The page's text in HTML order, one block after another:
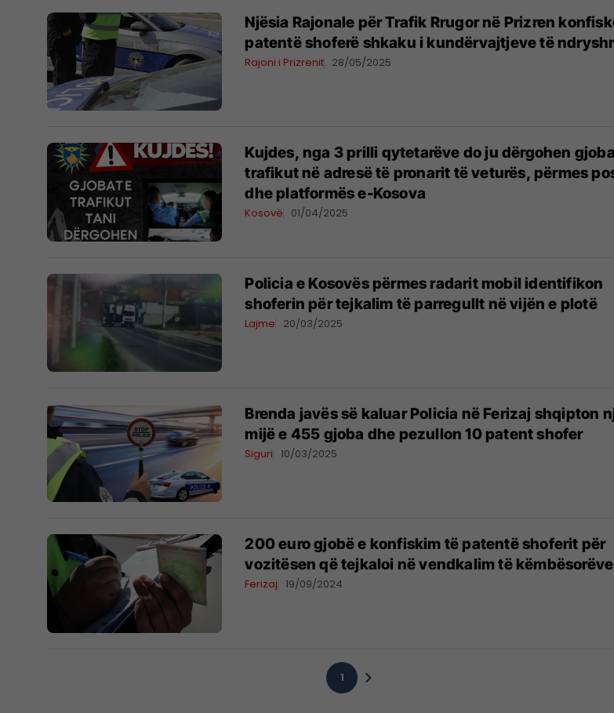
Njësia Rajonale për Trafik Rrugor në Prizren
patentë shoferë shkaku i kundërvajtjeve të
Rajoni i Prizrenit 28/05/2025
Kujdes, nga 3 prilli qytetarëve do ju dërgohen
trafikut në adresë të pronarit të veturës, përmes
dhe platformës e-Kosova
Kosovë 01/04/2025
Policia e Kosovës përmes radarit mobil identifikon
shoferin për tejkalim të parregullt në vijën e plotë
Lajme 20/03/2025
Brenda javës së kaluar Policia në Ferizaj shqipton
mijë e 455 gjoba dhe pezullon 10 patent shofer
Siguri 10/03/2025
200 euro gjobë e konfiskim të patentë shoferit për
vozitësen që tejkaloi në vendkalim të këmbësorëve
Ferizaj 19/09/2024
1